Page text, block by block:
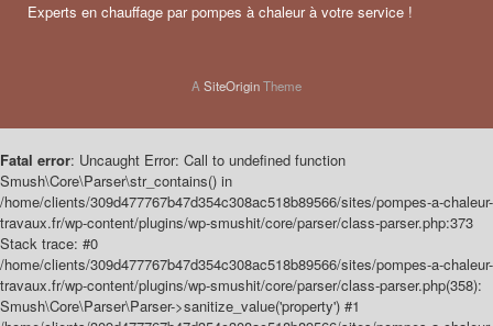
Experts en chauffage par pompes à chaleur à votre service !
ASiteOriginTheme
Fatal error: Uncaught Error: Call to undefined function
Smush\Core\Parser\str_contains() in
/home/clients/309d477767b47d354c308ac518b89566/sites/pompes-a-chaleur-
travaux.fr/wp-content/plugins/wp-smushit/core/parser/class-parser.php:373
Stack trace: #0
/home/clients/309d477767b47d354c308ac518b89566/sites/pompes-a-chaleur-
travaux.fr/wp-content/plugins/wp-smushit/core/parser/class-parser.php(358):
Smush\Core\Parser\Parser->sanitize_value('property') #1